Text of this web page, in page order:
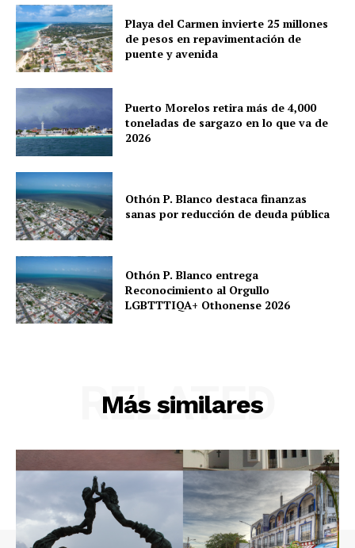
Playa del Carmen invierte 25 millones
de pesos en repavimentación de
puente y avenida
Puerto Morelos retira más de 4,000
toneladas de sargazo en lo que va de
2026
Othón P. Blanco destaca finanzas
sanas por reducción de deuda pública
Othón P. Blanco entrega
Reconocimiento al Orgullo
LGBTTTIQA+ Othonense 2026
Más similares
RELATED